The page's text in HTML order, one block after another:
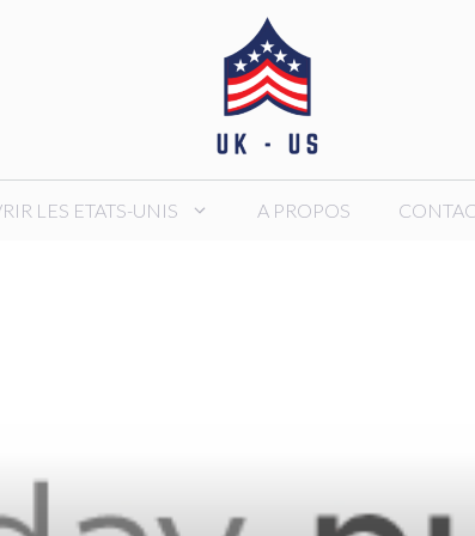
LES ETATS-UNIS A PROPOS